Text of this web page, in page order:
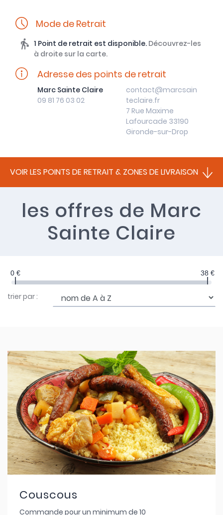
Mode de Retrait
1 Point de retrait est disponible. Découvrez-les
à droite sur la carte.
Adresse des points de retrait
Marc Sainte Claire
09 81 76 03 02
contact@marcsain
teclaire.fr
7 Rue Maxime
Lafourcade 33190
Gironde-sur-Drop
VOIR LES POINTS DE RETRAIT & ZONES DE LIVRAISON
les offres de Marc
Sainte Claire
0 € 38 €
trier par :
Couscous
Commande pour un minimum de 10